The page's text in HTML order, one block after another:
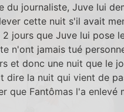
du journaliste, Juve lui
cette nuit s'il avait
jours que Juve lui pose
n'ont jamais tué
et donc une nuit que le
dire la nuit qui vient de
que Fantômas l'a enlevé